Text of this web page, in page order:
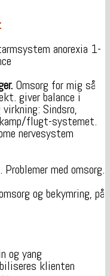
anorexia 1-
Omsorg for mig så
giver balance i
Sindsro,
flugt-systemet.
nervesystem
med omsorg.
og bekymring, på
og yang
klienten